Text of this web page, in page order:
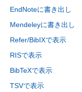
EndNoteに書き出し
Mendeleyに書き出し
Refer/BibIXで表示
RISで表示
BibTeXで表示
TSVで表示